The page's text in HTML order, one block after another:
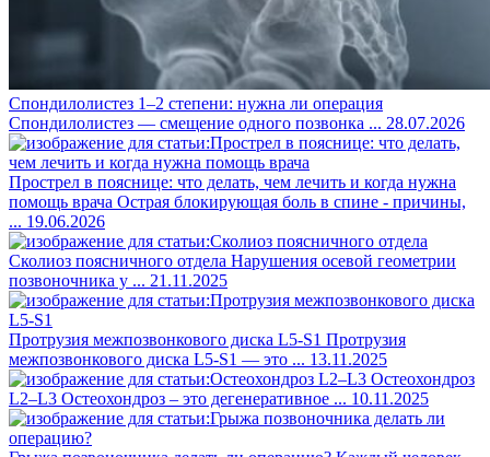
Спондилолистез 1–2 степени: нужна ли операция
Спондилолистез — смещение одного позвонка ... 28.07.2026
Прострел в пояснице: что делать, чем лечить и когда нужна
помощь врача Острая блокирующая боль в спине - причины,
... 19.06.2026
Сколиоз поясничного отдела Нарушения осевой геометрии
позвоночника у ... 21.11.2025
Протрузия межпозвонкового диска L5-S1 Протрузия
межпозвонкового диска L5-S1 — это ... 13.11.2025
Остеохондроз
L2–L3 Остеохондроз – это дегенеративное ... 10.11.2025